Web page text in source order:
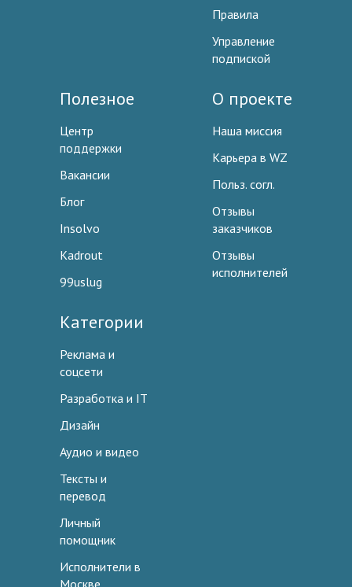
Правила
Управление
подпиской
Полезное
Центр
поддержки
Вакансии
Блог
Insolvo
Kadrout
99uslug
О проекте
Наша миссия
Карьера в WZ
Польз. согл.
Отзывы
заказчиков
Отзывы
исполнителей
Категории
Реклама и
соцсети
Разработка и IT
Дизайн
Аудио и видео
Тексты и
перевод
Личный
помощник
Исполнители в